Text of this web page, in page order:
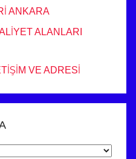
ANKARA
ALANLARI
VE ADRESİ